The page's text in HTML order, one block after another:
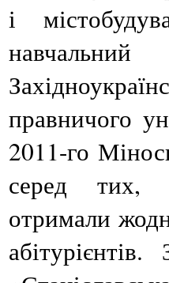
і
правничого
2011-го
серед тих,
отримали